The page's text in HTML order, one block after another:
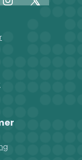
Instagram
X